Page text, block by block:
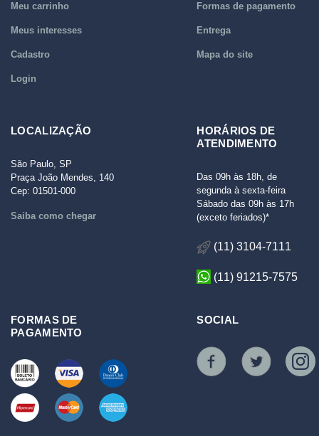
Meu carrinho
Meus interesses
Cadastro
Login
Formas de pagamento
Entrega
Mapa do site
LOCALIZAÇÃO
São Paulo, SP
Praça João Mendes, 140
Cep: 01501-000
Saiba como chegar
HORÁRIOS DE
ATENDIMENTO
Das 09h às 18h, de
segunda à sexta-feira
Sábado das 09h às 17h
(exceto feriados)*
(11) 3104-7111
(11) 91215-7575
FORMAS DE
PAGAMENTO
SOCIAL